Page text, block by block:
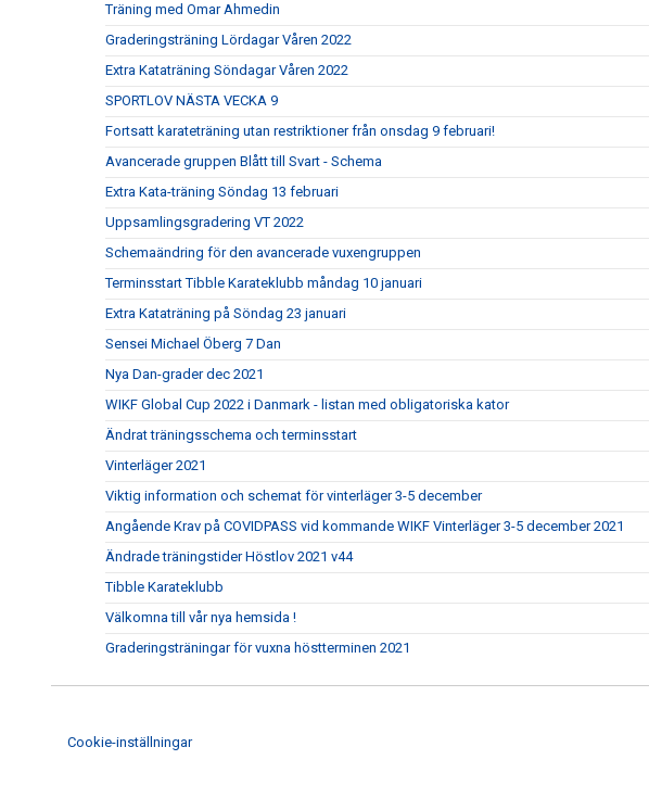
Träning med Omar Ahmedin
Graderingsträning Lördagar Våren 2022
Extra Kataträning Söndagar Våren 2022
SPORTLOV NÄSTA VECKA 9
Fortsatt karateträning utan restriktioner från onsdag 9 februari!
Avancerade gruppen Blått till Svart - Schema
Extra Kata-träning Söndag 13 februari
Uppsamlingsgradering VT 2022
Schemaändring för den avancerade vuxengruppen
Terminsstart Tibble Karateklubb måndag 10 januari
Extra Kataträning på Söndag 23 januari
Sensei Michael Öberg 7 Dan
Nya Dan-grader dec 2021
WIKF Global Cup 2022 i Danmark - listan med obligatoriska kator
Ändrat träningsschema och terminsstart
Vinterläger 2021
Viktig information och schemat för vinterläger 3-5 december
Angående Krav på COVIDPASS vid kommande WIKF Vinterläger 3-5 december 2021
Ändrade träningstider Höstlov 2021 v44
Tibble Karateklubb
Välkomna till vår nya hemsida !
Graderingsträningar för vuxna höstterminen 2021
Cookie-inställningar